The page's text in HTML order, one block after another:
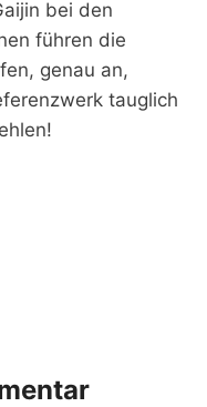
bei den
führen die
genau an,
tauglich